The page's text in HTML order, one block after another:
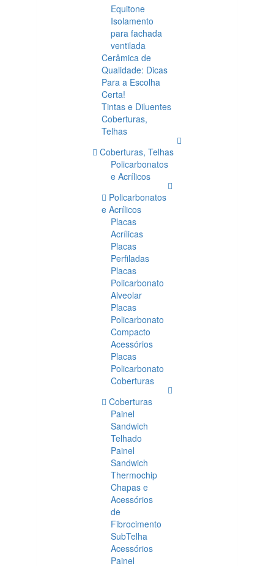
Equitone
Isolamento
para fachada
ventilada
Cerâmica de
Qualidade: Dicas
Para a Escolha
Certa!
Tintas e Diluentes
Coberturas,
Telhas
Coberturas, Telhas
Policarbonatos
e Acrílicos
Policarbonatos
e Acrílicos
Placas
Acrílicas
Placas
Perfiladas
Placas
Policarbonato
Alveolar
Placas
Policarbonato
Compacto
Acessórios
Placas
Policarbonato
Coberturas
Coberturas
Painel
Sandwich
Telhado
Painel
Sandwich
Thermochip
Chapas e
Acessórios
de
Fibrocimento
SubTelha
Acessórios
Painel